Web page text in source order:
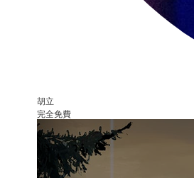
胡立
完全免費